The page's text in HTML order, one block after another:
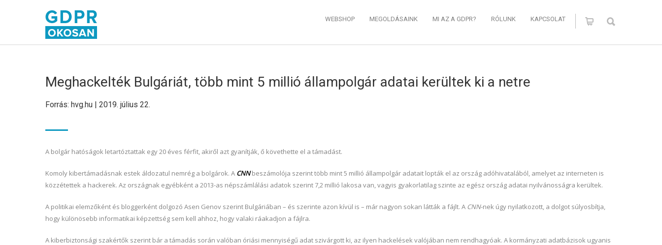
WEBSHOP MEGOLDÁSAINK MI AZ A GDPR? RÓLUNK KAPCSOLAT
Meghackelték Bulgáriát, több mint 5 millió állampolgár adatai kerültek ki a netre
Forrás: hvg.hu | 2019. július 22.
A bolgár hatóságok letartóztattak egy 20 éves férfit, akiről azt gyanítják, ő követhette el a támadást.
Komoly kibertámadásnak estek áldozatul nemrég a bolgárok. A CNNbeszámolója szerint több mint 5 millió állampolgár adatait lopták el az ország adóhivatalából, amelyet az interneten is
közzétettek a hackerek. Az országnak egyébként a 2013-as népszámlálási adatok szerint 7,2 millió lakosa van, vagyis gyakorlatilag szinte az egész ország adatai nyilvánosságra kerültek.
A politikai elemzőként és bloggerként dolgozó Asen Genov szerint Bulgáriában – és szerinte azon kívül is – már nagyon sokan látták a fájlt. A CNN-nek úgy nyilatkozott, a dolgot súlyosbítja,
hogy különösebb informatikai képzettség sem kell ahhoz, hogy valaki ráakadjon a fájlra.
A kiberbiztonsági szakértők szerint bár a támadás során valóban óriási mennyiségű adat szivárgott ki, az ilyen hackelések valójában nem rendhagyóak. A kormányzati adatbázisok ugyanis